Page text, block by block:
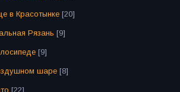
в Красотынке [20]
Рязань [9]
[9]
шаре [8]
[22]